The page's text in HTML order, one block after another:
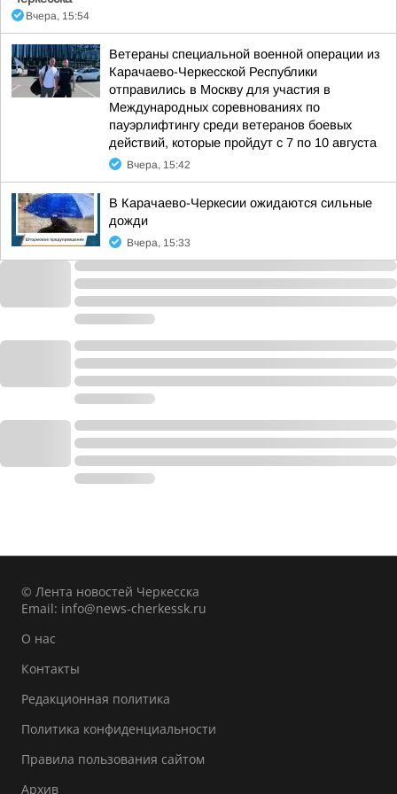
Вчера, 15:54
Ветераны специальной военной операции из
Карачаево-Черкесской Республики
отправились в Москву для участия в
Международных соревнованиях по
пауэрлифтингу среди ветеранов боевых
действий, которые пройдут с 7 по 10 августа
Вчера, 15:42
В Карачаево-Черкесии ожидаются сильные
дожди
Вчера, 15:33
© Лента новостей Черкесска
Email: info@news-cherkessk.ru
О нас
Контакты
Редакционная политика
Политика конфиденциальности
Правила пользования сайтом
Архив